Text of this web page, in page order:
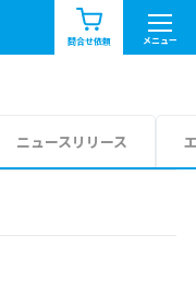
問合せ依頼 メニュー
お知らせ一覧
ニュースリリース